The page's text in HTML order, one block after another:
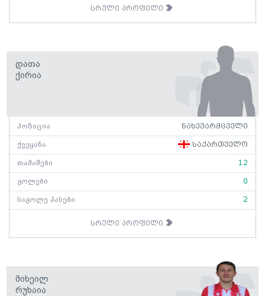
სრული პროფილი
Დათა
Ქირია
პოზიცია ნახევარმცველი
ქვეყანა საქართველო
თამაშები 12
გოლები 0
საგოლე პასები 2
სრული პროფილი
Მიხეილ
Რუხაია